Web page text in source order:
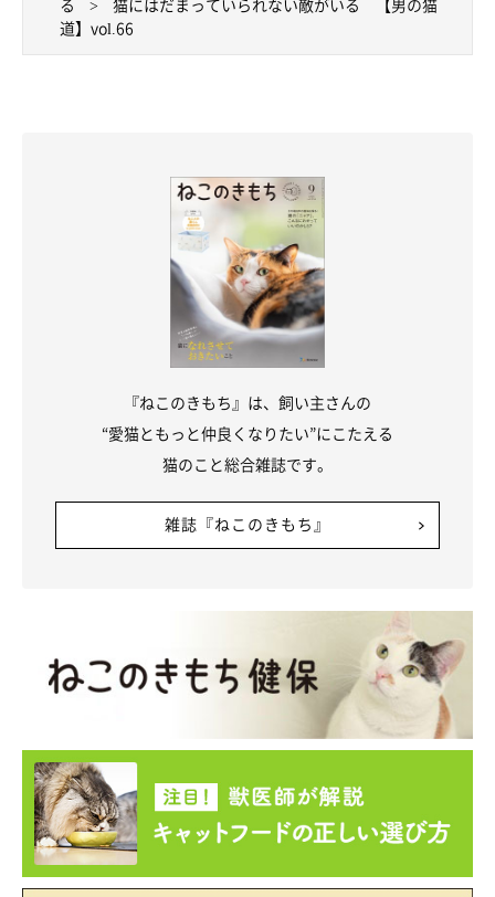
る
猫にはだまっていられない敵がいる 【男の猫
道】vol.66
『ねこのきもち』は、飼い主さんの
“愛猫ともっと仲良くなりたい”にこたえる
猫のこと総合雑誌です。
雑誌『ねこのきもち』